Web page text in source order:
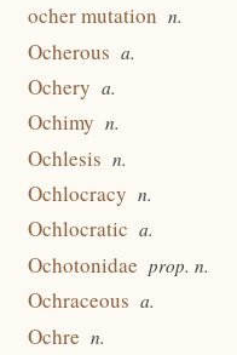
ocher mutation n.
Ocherous a.
Ochery a.
Ochimy n.
Ochlesis n.
Ochlocracy n.
Ochlocratic a.
Ochotonidae prop. n.
Ochraceous a.
Ochre n.